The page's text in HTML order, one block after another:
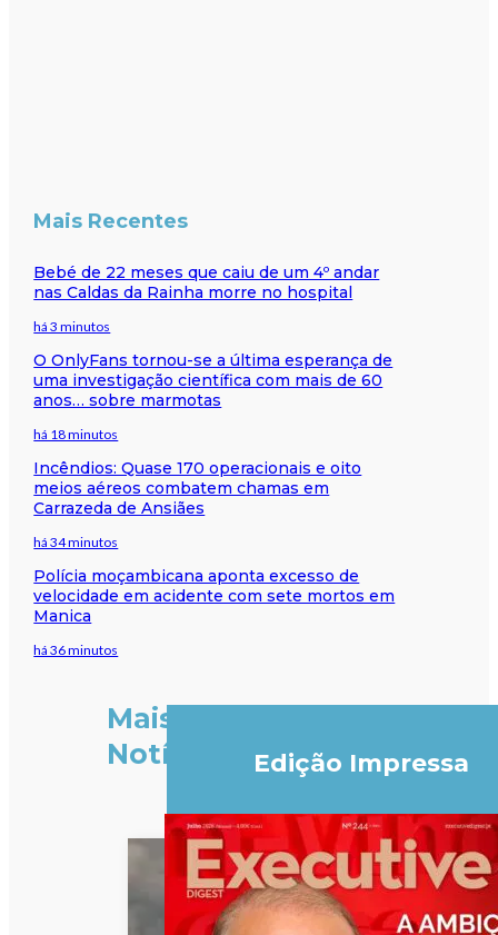
Mais Recentes
Bebé de 22 meses que caiu de um 4º andar
nas Caldas da Rainha morre no hospital
há 3 minutos
O OnlyFans tornou-se a última esperança de
uma investigação científica com mais de 60
anos… sobre marmotas
há 18 minutos
Incêndios: Quase 170 operacionais e oito
meios aéreos combatem chamas em
Carrazeda de Ansiães
há 34 minutos
Polícia moçambicana aponta excesso de
velocidade em acidente com sete mortos em
Manica
há 36 minutos
Mais
Notícias
Edição Impressa